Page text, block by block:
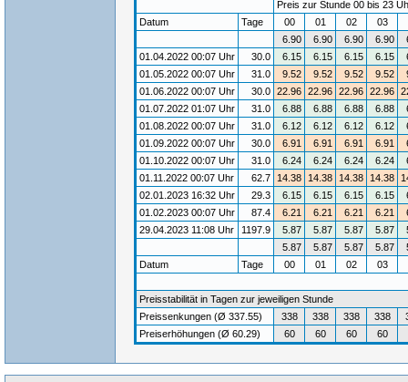
Preis zur Stunde 00 bis 23
Datum
Tage 00 01 02 03
6.90
6.90 6.90 6.90
01.04.2022 00:07 Uhr
30.0 6.15 6.15 6.15 6.15
01.05.2022 00:07 Uhr
31.0 9.52 9.52 9.52 9.52
01.06.2022 00:07 Uhr
30.0 22.96 22.96 22.96 22.96
01.07.2022 01:07 Uhr
31.0 6.88 6.88 6.88 6.88
01.08.2022 00:07 Uhr
31.0 6.12 6.12 6.12 6.12
01.09.2022 00:07 Uhr
30.0 6.91 6.91 6.91 6.91
01.10.2022 00:07 Uhr
31.0 6.24 6.24 6.24 6.24
01.11.2022 00:07 Uhr
62.7 14.38 14.38 14.38 14.38
02.01.2023 16:32 Uhr
29.3 6.15 6.15 6.15 6.15
01.02.2023 00:07 Uhr
87.4 6.21 6.21 6.21 6.21
29.04.2023 11:08 Uhr
1197.9 5.87 5.87 5.87 5.87
5.87
5.87 5.87 5.87
Datum
Tage 00 01 02 03
Preisstabilität in Tagen zur jeweiligen Stunde
Preissenkungen (Ø 337.55)
338 338 338 338
Preiserhöhungen (Ø 60.29)
60 60 60 60